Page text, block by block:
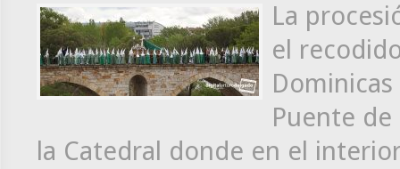
La
el
Puente
la Catedral donde en el